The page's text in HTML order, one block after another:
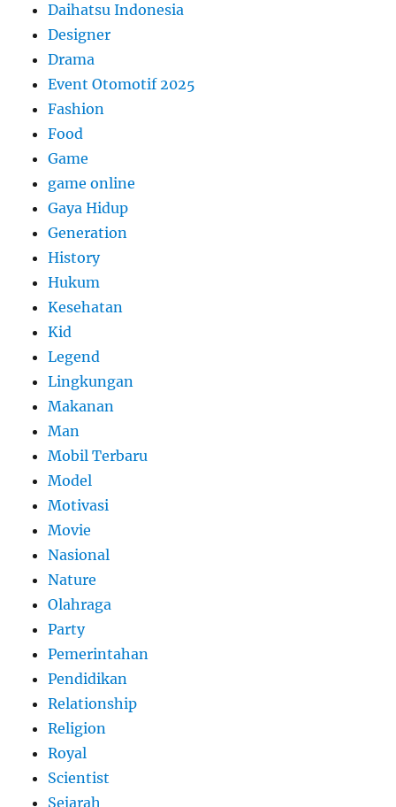
Daihatsu Indonesia
Designer
Drama
Event Otomotif 2025
Fashion
Food
Game
game online
Gaya Hidup
Generation
History
Hukum
Kesehatan
Kid
Legend
Lingkungan
Makanan
Man
Mobil Terbaru
Model
Motivasi
Movie
Nasional
Nature
Olahraga
Party
Pemerintahan
Pendidikan
Relationship
Religion
Royal
Scientist
Sejarah